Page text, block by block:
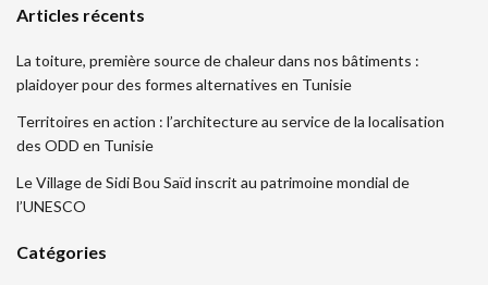
Articles récents
La toiture, première source de chaleur dans nos bâtiments :
plaidoyer pour des formes alternatives en Tunisie
Territoires en action : l’architecture au service de la localisation
des ODD en Tunisie
Le Village de Sidi Bou Saïd inscrit au patrimoine mondial de
l’UNESCO
Catégories